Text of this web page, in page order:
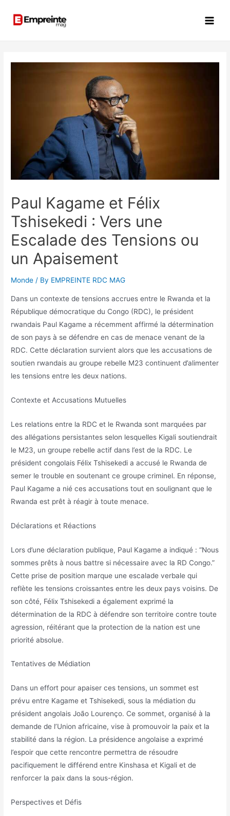
Paul Kagame et Félix
Tshisekedi : Vers une
Escalade des Tensions ou
un Apaisement
Monde / By EMPREINTE RDC MAG
Dans un contexte de tensions accrues entre le Rwanda et la
République démocratique du Congo (RDC), le président
rwandais Paul Kagame a récemment affirmé la détermination
de son pays à se défendre en cas de menace venant de la
RDC. Cette déclaration survient alors que les accusations de
soutien rwandais au groupe rebelle M23 continuent d’alimenter
les tensions entre les deux nations.
Contexte et Accusations Mutuelles
Les relations entre la RDC et le Rwanda sont marquées par
des allégations persistantes selon lesquelles Kigali soutiendrait
le M23, un groupe rebelle actif dans l’est de la RDC. Le
président congolais Félix Tshisekedi a accusé le Rwanda de
semer le trouble en soutenant ce groupe criminel. En réponse,
Paul Kagame a nié ces accusations tout en soulignant que le
Rwanda est prêt à réagir à toute menace.
Déclarations et Réactions
Lors d’une déclaration publique, Paul Kagame a indiqué : “Nous
sommes prêts à nous battre si nécessaire avec la RD Congo.”
Cette prise de position marque une escalade verbale qui
reflète les tensions croissantes entre les deux pays voisins. De
son côté, Félix Tshisekedi a également exprimé la
détermination de la RDC à défendre son territoire contre toute
agression, réitérant que la protection de la nation est une
priorité absolue.
Tentatives de Médiation
Dans un effort pour apaiser ces tensions, un sommet est
prévu entre Kagame et Tshisekedi, sous la médiation du
président angolais João Lourenço. Ce sommet, organisé à la
demande de l’Union africaine, vise à promouvoir la paix et la
stabilité dans la région. La présidence angolaise a exprimé
l’espoir que cette rencontre permettra de résoudre
pacifiquement le différend entre Kinshasa et Kigali et de
renforcer la paix dans la sous-région.
Perspectives et Défis